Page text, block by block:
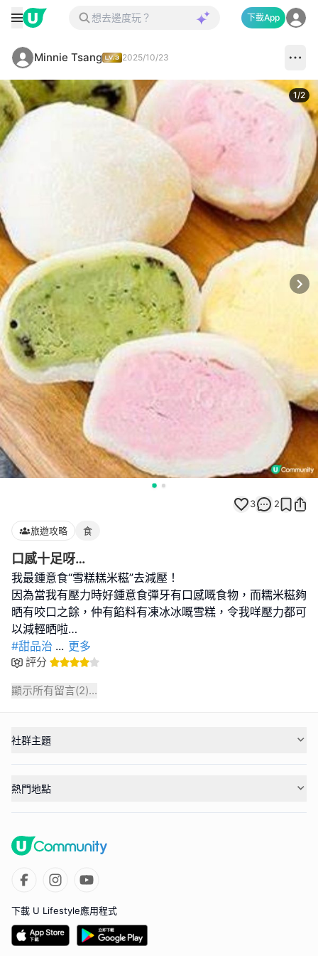
下載App
Minnie Tsang 2025/10/23
1/2
3 2
旅遊攻略 食
口感十足呀…
我最鍾意食“雪糕糕米糍”去減壓！
因為當我有壓力時好鍾意食彈牙有口感嘅食物，而糯米糍夠
晒有咬口之餘，仲有餡料有凍冰冰嘅雪糕，令我咩壓力都可
#甜品治 ... 更多
評分
顯示所有留言(2)...
社群主題
熱門地點
下載 U Lifestyle應用程式